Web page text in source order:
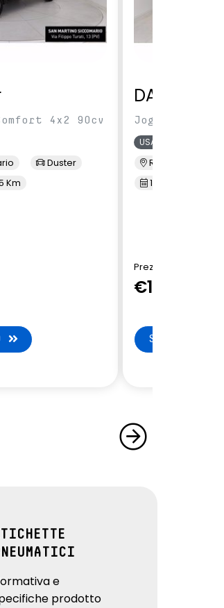
4x2 90cv
Duster
Km
DACIA
Jogger 1.0
USATO
Renord S.M.
10/2023
Prezzo Renord
€12.900
SCHEDA
e
prodotto